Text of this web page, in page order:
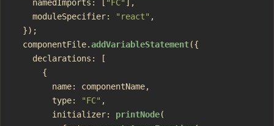
    namedImports: [
"FC" ],
    moduleSpecifier:
"react" ,
  });
  componentFile.
addVariableStatement({
    declarations: [
      {
        name: componentName,
        type:
"FC" ,
        initializer:
printNode(